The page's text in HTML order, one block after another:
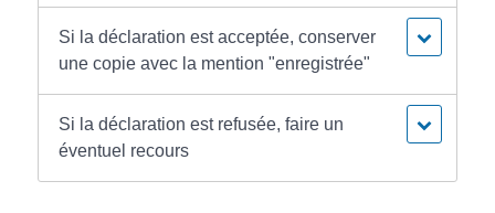
Si la déclaration est acceptée, conserver
une copie avec la mention "enregistrée"
Si la déclaration est refusée, faire un
éventuel recours